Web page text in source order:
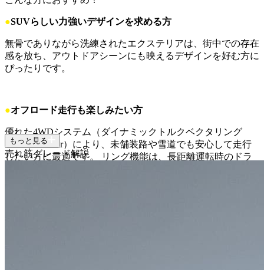
●SUVらしい力強いデザインを求める方
無骨でありながら洗練されたエクステリアは、街中での存在
感を放ち、アウトドアシーンにも映えるデザインを好む方に
ぴったりです。
●オフロード走行も楽しみたい方
優れた4WDシステム（ダイナミックトルクベクタリング
AWD、E-Four）により、未舗装路や雪道でも安心して走行
したい方に最適です。 リング機能は、長距離運転時のドラ
もっと見る
売れ筋グレード解説